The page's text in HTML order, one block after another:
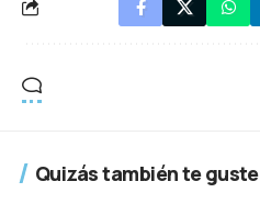
Quizás también te guste